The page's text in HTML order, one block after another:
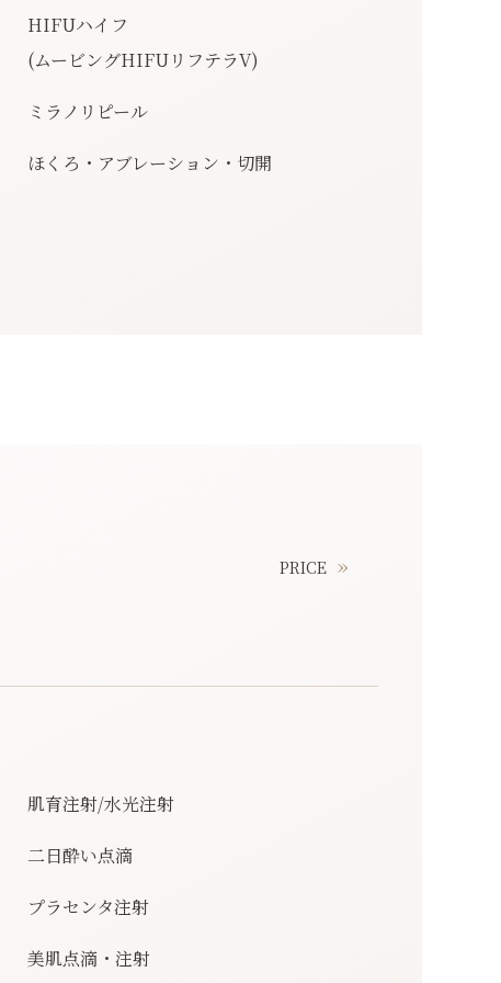
HIFUハイフ
(ムービングHIFUリフテラV)
ミラノリピール
ほくろ・アブレーション・切開
PRICE
肌育注射/水光注射
二日酔い点滴
プラセンタ注射
美肌点滴・注射